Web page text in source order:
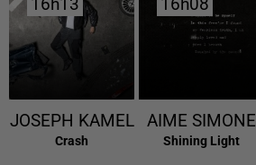
16h13
16h13
JOSEPH KAMEL
Crash
16h08
16h08
AIME SIMONE
Shining Light